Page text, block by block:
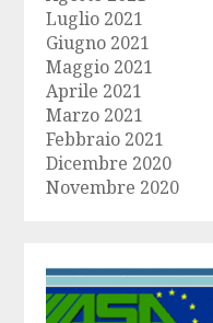
Luglio 2021
Giugno 2021
Maggio 2021
Aprile 2021
Marzo 2021
Febbraio 2021
Dicembre 2020
Novembre 2020